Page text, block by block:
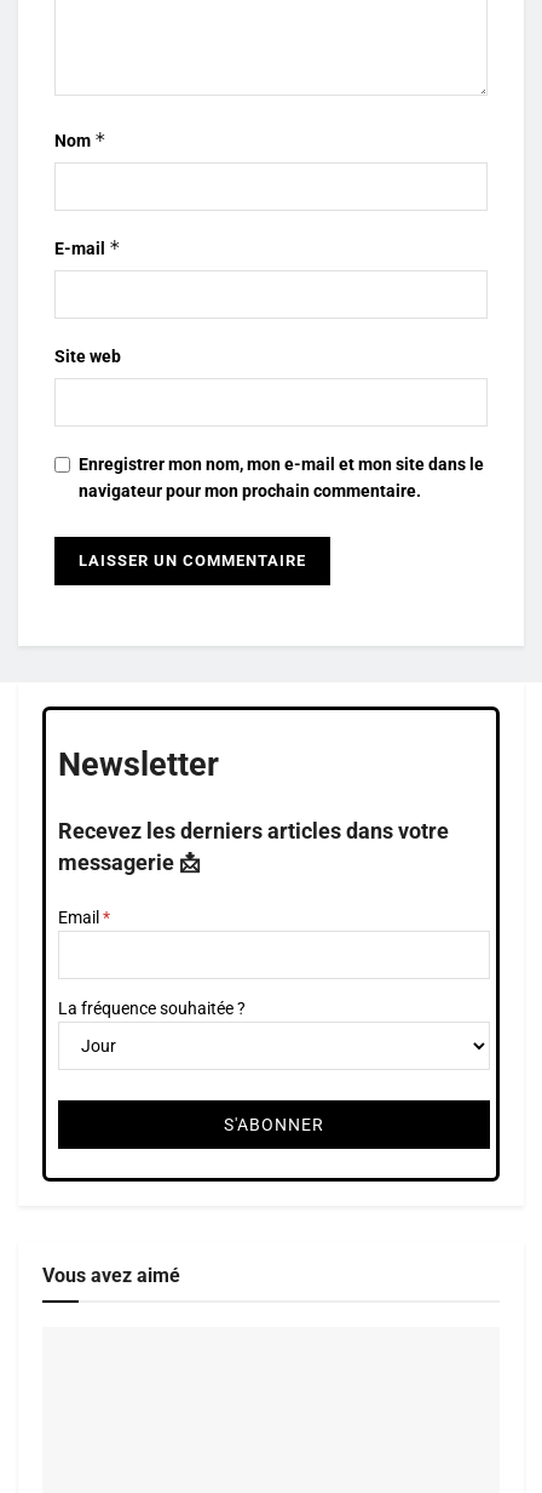
Nom *
E-mail *
Site web
Enregistrer mon nom, mon e-mail et mon site dans le
navigateur pour mon prochain commentaire.
Newsletter
Recevez les derniers articles dans votre
messagerie 📩
Email
La fréquence souhaitée ?
Vous avez aimé